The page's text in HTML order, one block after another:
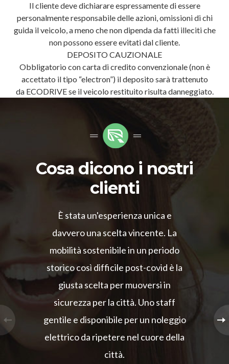
Il cliente deve dichiarare espressamente di essere
personalmente responsabile delle azioni, omissioni di chi
guida il veicolo, a meno che non dipenda da fatti illeciti che
non possono essere evitati dal cliente.
DEPOSITO CAUZIONALE
Obbligatorio con carta di credito convenzionale (non è
accettato il tipo “electron”) il deposito sarà trattenuto
da ECODRIVE se il veicolo restituito risulta danneggiato.
Cosa dicono i nostri
clienti
È stata un'esperienza unica e
davvero una scelta vincente. La
mobilità sostenibile in un periodo
storico così difficile post-covid è la
giusta scelta per muoversi in
sicurezza per la città. Uno staff
gentile e disponibile per un noleggio
elettrico da ripetere nel cuore della
città.